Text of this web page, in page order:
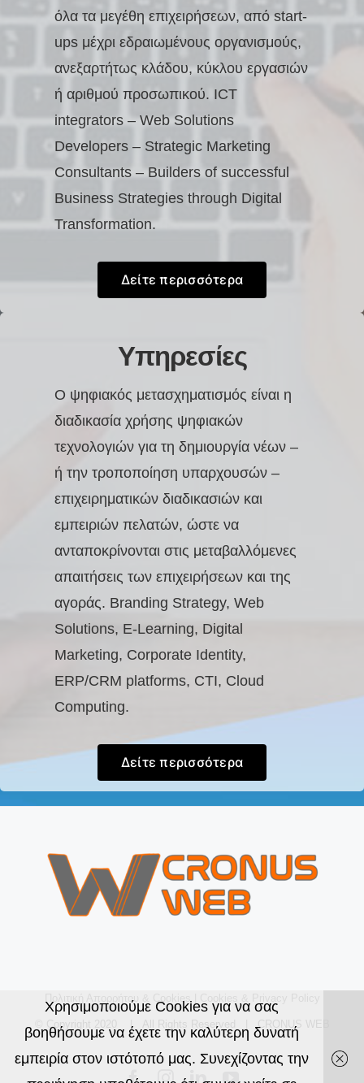
όλα τα μεγέθη επιχειρήσεων, από start-
ups μέχρι εδραιωμένους οργανισμούς,
ανεξαρτήτως κλάδου, κύκλου εργασιών
ή αριθμού προσωπικού. ICT
integrators – Web Solutions
Developers – Strategic Marketing
Consultants – Builders of successful
Business Strategies through Digital
Transformation.
Δείτε περισσότερα
Υπηρεσίες
Ο ψηφιακός μετασχηματισμός είναι η
διαδικασία χρήσης ψηφιακών
τεχνολογιών για τη δημιουργία νέων –
ή την τροποποίηση υπαρχουσών –
επιχειρηματικών διαδικασιών και
εμπειριών πελατών, ώστε να
ανταποκρίνονται στις μεταβαλλόμενες
απαιτήσεις των επιχειρήσεων και της
αγοράς. Branding Strategy, Web
Solutions, E-Learning, Digital
Marketing, Corporate Identity,
ERP/CRM platforms, CTI, Cloud
Computing.
Δείτε περισσότερα
Πολιτική Απορρήτου & Cookies|
© Copyright 2020 | All Rights Reserved | CRONUS WEB
FacebookInstagramLinkedInYouTube
Χρησιμοποιούμε Cookies για να σας
βοηθήσουμε να έχετε την καλύτερη δυνατή
εμπειρία στον ιστότοπό μας. Συνεχίζοντας την